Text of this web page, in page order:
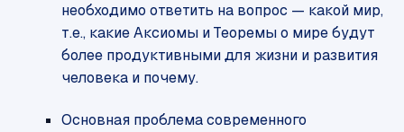
необходимо ответить на вопрос — какой мир,
т.е., какие Аксиомы и Теоремы о мире будут
более продуктивными для жизни и развития
человека и почему.
Основная проблема современного